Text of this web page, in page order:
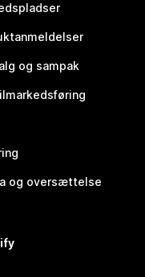
og sampak
og oversættelse